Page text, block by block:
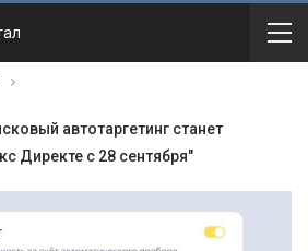
автотаргетинг станет
Директе с 28 сентября"